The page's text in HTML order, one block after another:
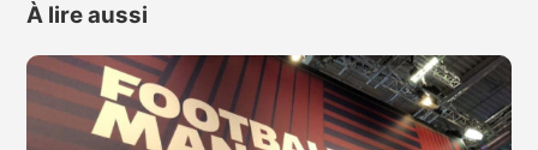
À lire aussi